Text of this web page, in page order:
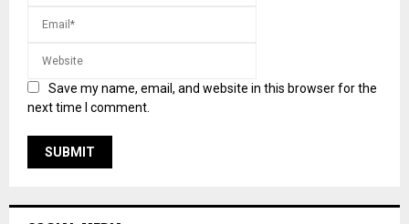
Save my name, email, and website in this browser for the
next time I comment.